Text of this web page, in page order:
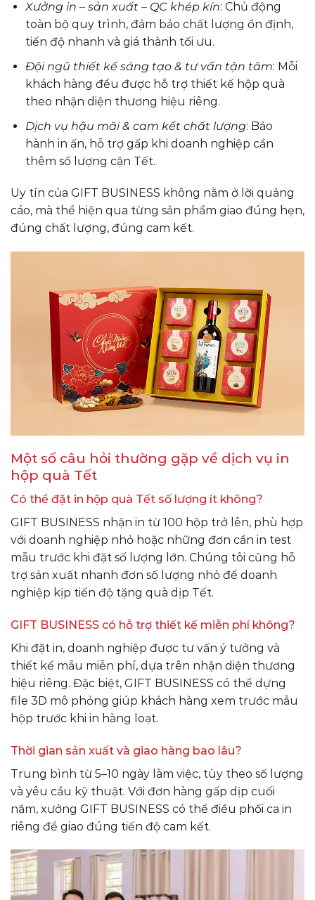
Xưởng in – sản xuất – QC khép kín: Chủ động
toàn bộ quy trình, đảm bảo chất lượng ổn định,
tiến độ nhanh và giá thành tối ưu.
Đội ngũ thiết kế sáng tạo & tư vấn tận tâm: Mỗi
khách hàng đều được hỗ trợ thiết kế hộp quà
theo nhận diện thương hiệu riêng.
Dịch vụ hậu mãi & cam kết chất lượng: Bảo
hành in ấn, hỗ trợ gấp khi doanh nghiệp cần
thêm số lượng cận Tết.
Uy tín của GIFT BUSINESS không nằm ở lời quảng
cáo, mà thể hiện qua từng sản phẩm giao đúng hẹn,
đúng chất lượng, đúng cam kết.
Một số câu hỏi thường gặp về dịch vụ in
hộp quà Tết
Có thể đặt in hộp quà Tết số lượng ít không?
GIFT BUSINESS nhận in từ 100 hộp trở lên, phù hợp
với doanh nghiệp nhỏ hoặc những đơn cần in test
mẫu trước khi đặt số lượng lớn. Chúng tôi cũng hỗ
trợ sản xuất nhanh đơn số lượng nhỏ để doanh
nghiệp kịp tiến độ tặng quà dịp Tết.
GIFT BUSINESS có hỗ trợ thiết kế miễn phí không?
Khi đặt in, doanh nghiệp được tư vấn ý tưởng và
thiết kế mẫu miễn phí, dựa trên nhận diện thương
hiệu riêng. Đặc biệt, GIFT BUSINESS có thể dựng
file 3D mô phỏng giúp khách hàng xem trước mẫu
hộp trước khi in hàng loạt.
Thời gian sản xuất và giao hàng bao lâu?
Trung bình từ 5–10 ngày làm việc, tùy theo số lượng
và yêu cầu kỹ thuật. Với đơn hàng gấp dịp cuối
năm, xưởng GIFT BUSINESS có thể điều phối ca in
riêng để giao đúng tiến độ cam kết.